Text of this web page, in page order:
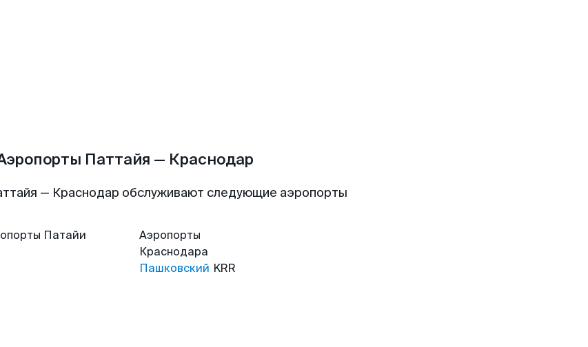
Паттайя — Краснодар
— Краснодар обслуживают следующие аэропорты
Патайи
Аэропорты
Краснодара
Пашковский KRR